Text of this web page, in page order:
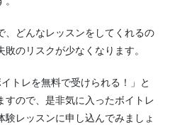
、どんなレッスンをしてくれるの
のリスクが少なくなります。
トレを無料で受けられる！」と
すので、是非気に入ったボイトレ
レッスンに申し込んでみましょ